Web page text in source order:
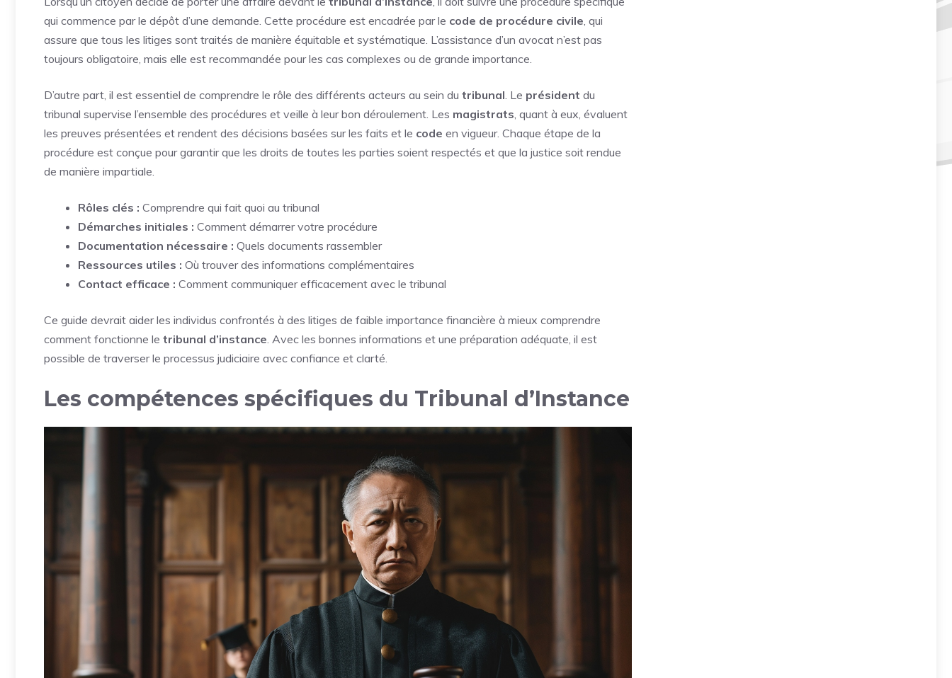
qui commence par le dépôt d’une demande. Cette procédure est encadrée par le code de procédure civile , qui
assure que tous les litiges sont traités de manière équitable et systématique. L’assistance d’un avocat n’est pas
toujours obligatoire, mais elle est recommandée pour les cas complexes ou de grande importance.
D’autre part, il est essentiel de comprendre le rôle des différents acteurs au sein du tribunal . Le président du
tribunal supervise l’ensemble des procédures et veille à leur bon déroulement. Les magistrats , quant à eux, évaluent
les preuves présentées et rendent des décisions basées sur les faits et le code en vigueur. Chaque étape de la
procédure est conçue pour garantir que les droits de toutes les parties soient respectés et que la justice soit rendue
de manière impartiale.
Rôles clés : Comprendre qui fait quoi au tribunal
Démarches initiales : Comment démarrer votre procédure
Documentation nécessaire : Quels documents rassembler
Ressources utiles : Où trouver des informations complémentaires
Contact efficace : Comment communiquer efficacement avec le tribunal
Ce guide devrait aider les individus confrontés à des litiges de faible importance financière à mieux comprendre
comment fonctionne le tribunal d’instance . Avec les bonnes informations et une préparation adéquate, il est
possible de traverser le processus judiciaire avec confiance et clarté.
Les compétences spécifiques du Tribunal d’Instance